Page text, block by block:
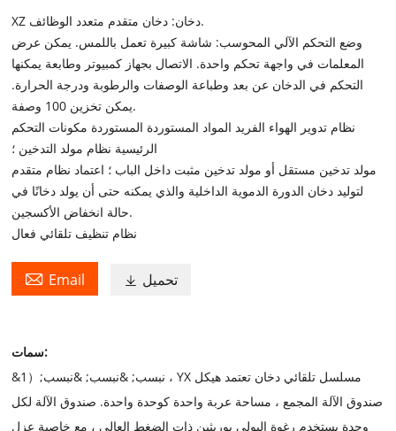
XZ دخان: دخان متقدم متعدد الوظائف.
وضع التحكم الآلي المحوسب: شاشة كبيرة تعمل باللمس. يمكن عرض
المعلمات في واجهة تحكم واحدة. الاتصال بجهاز كمبيوتر وطابعة يمكنها
التحكم في الدخان عن بعد وطباعة الوصفات والرطوبة ودرجة الحرارة.
يمكن تخزين 100 وصفة.
نظام تدوير الهواء الفريد المواد المستوردة المستوردة مكونات التحكم
الرئيسية نظام مولد التدخين ؛
مولد تدخين مستقل أو مولد تدخين مثبت داخل الباب ؛ اعتماد نظام متقدم
لتوليد دخان الدورة الدموية الداخلية والذي يمكنه حتى أن يولد دخانًا في
حالة انخفاض الأكسجين.
نظام تنظيف تلقائي فعال
 Email  تحميل
سمات:
&نبسب; &نبسب; &نبسب;（1 ، YX مسلسل تلقائي دخان تعتمد هيكل
صندوق الآلة المجمع ، مساحة عربة واحدة كوحدة واحدة. صندوق الآلة لكل
وحدة يستخدم رغوة البولي يوريثين ذات الضغط العالي ، مع خاصية عزل